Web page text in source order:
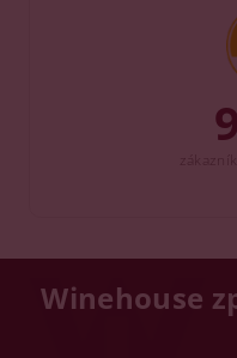
Winehouse